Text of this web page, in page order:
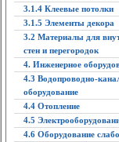
3.1.4 Клеевые потолки
3.1.5 Элементы декора
3.2 Материалы для
стен и перегородок
4. Инженерное
4.3 Водопроводно-
оборудование
4.4 Отопление
4.5
4.6 Оборудование